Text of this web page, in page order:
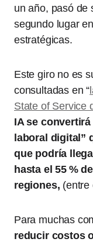
un año, pasó de
segundo lugar
estratégicas.
Este giro no es
consultadas en “
State of Service
IA se
laboral digital”
que podría
hasta el 55 %
regiones, (entre
Para muchas
reducir costos